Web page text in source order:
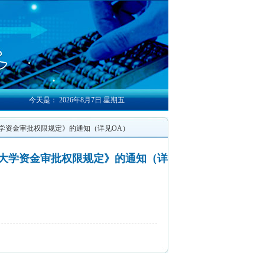
今天是：2026年8月7日 星期五
金审批权限规定》的通知（详见OA）
学资金审批权限规定》的通知（详